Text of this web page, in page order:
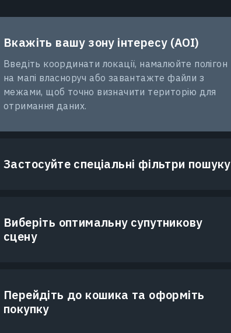
Вкажіть вашу зону інтересу (AOI)
Введіть координати локації, намалюйте полігон
на мапі власноруч або завантажте файли з
межами, щоб точно визначити територію для
отримання даних.
Застосуйте спеціальні фільтри пошуку
Виберіть оптимальну супутникову
сцену
Перейдіть до кошика та оформіть
покупку